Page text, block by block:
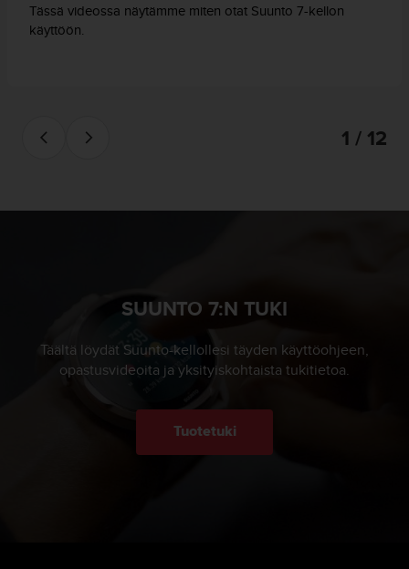
Tässä videossa näytämme miten otat Suunto 7-kellon
käyttöön.
1 / 12
SUUNTO 7:N TUKI
Täältä löydät Suunto-kellollesi täyden käyttöohjeen,
opastusvideoita ja yksityiskohtaista tukitietoa.
Tuotetuki